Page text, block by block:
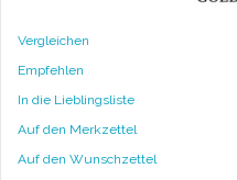
Vergleichen
Empfehlen
In die Lieblingsliste
Auf den Merkzettel
Auf den Wunschzettel